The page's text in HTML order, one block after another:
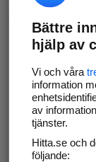
Bättre
hjälp av
Vi och våra
information
av
tjänster.
Hitta.se och
följande: